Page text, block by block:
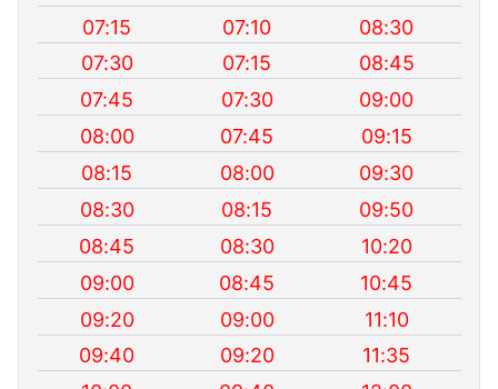
07:15
07:10
08:30
07:30
07:15
08:45
07:45
07:30
09:00
08:00
07:45
09:15
08:15
08:00
09:30
08:30
08:15
09:50
08:45
08:30
10:20
09:00
08:45
10:45
09:20
09:00
11:10
09:40
09:20
11:35